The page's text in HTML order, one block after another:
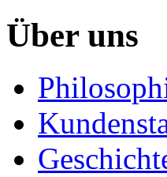
Über uns